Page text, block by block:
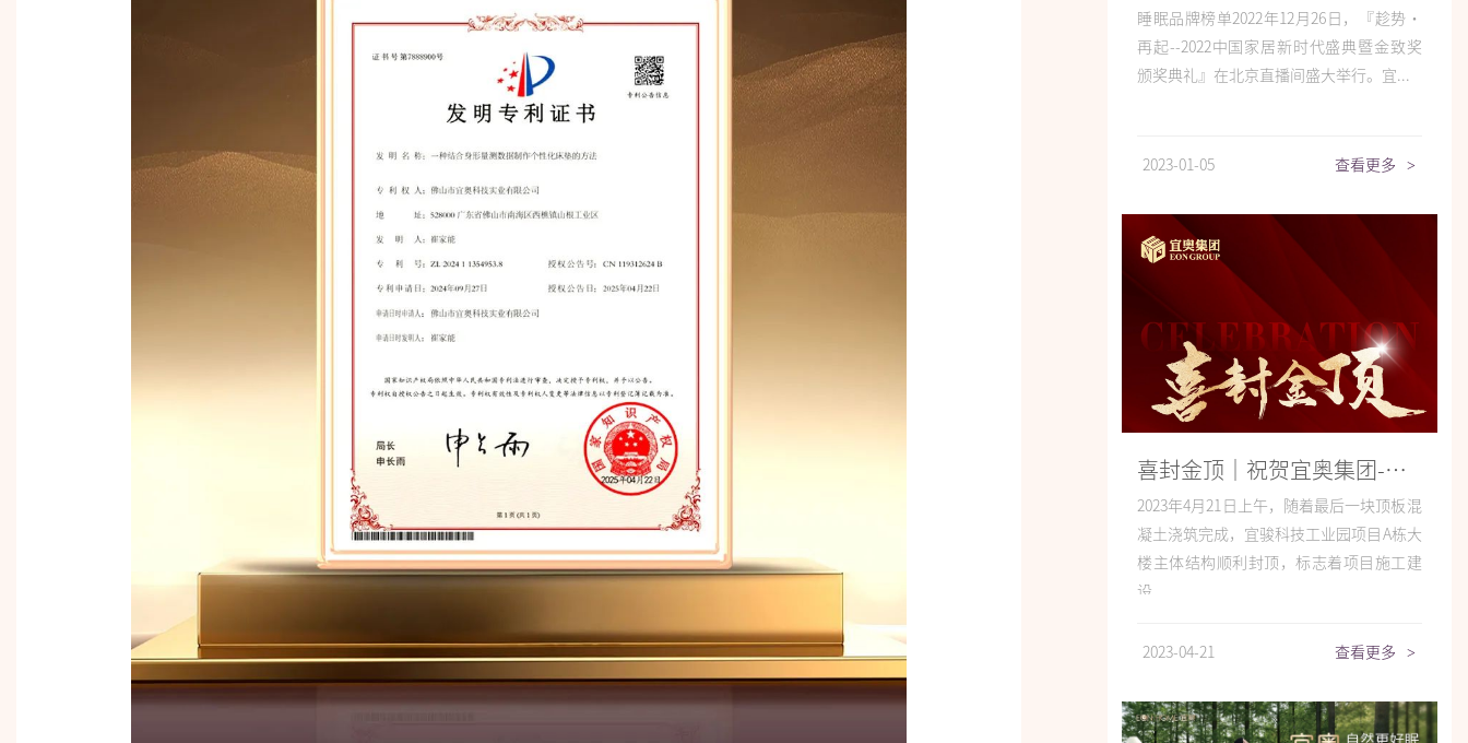
睡眠品牌榜单2022年12月26日，『趁势·
再起--2022中国家居新时代盛典暨金致奖
颁奖典礼』在北京直播间盛大举行。宜...
2023-01-05 查看更多 >
喜封金顶｜祝贺宜奥集团-宜骏科技工业园A栋大楼封顶，助推佛山南海智造发展
2023年4月21日上午，随着最后一块顶板混
凝土浇筑完成，宜骏科技工业园项目A栋大
楼主体结构顺利封顶，标志着项目施工建
设...
2023-04-21 查看更多 >